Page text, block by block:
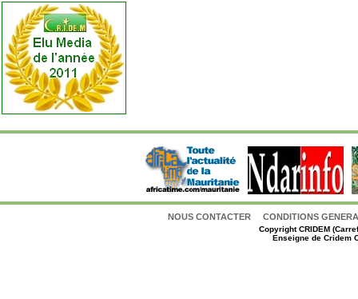
NOUS CONTACTER CONDITIONS
CopyrightCRIDEM
Enseigne de Cridem